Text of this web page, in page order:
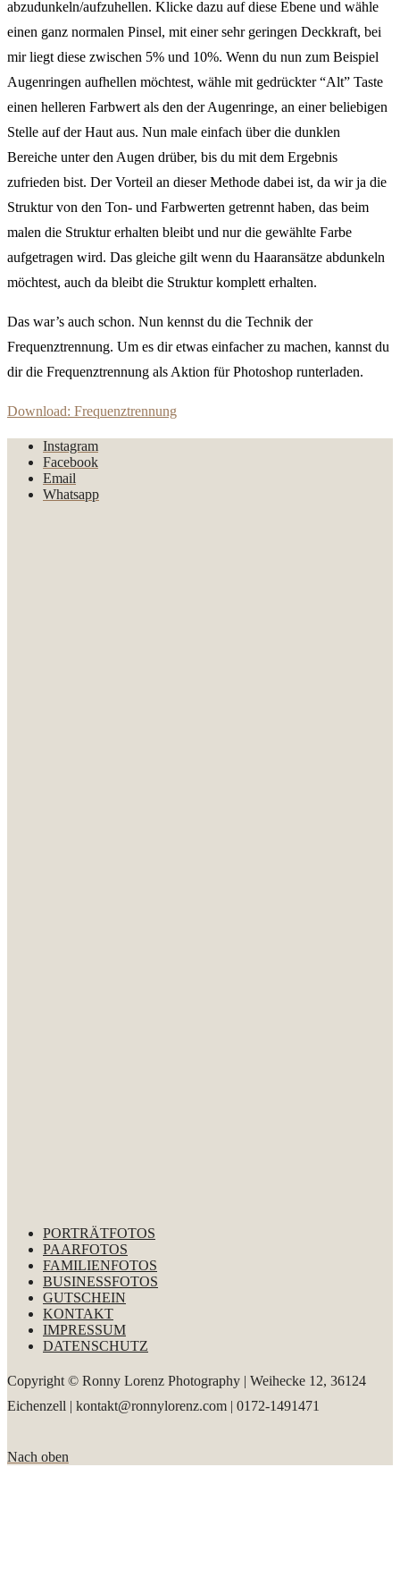
abzudunkeln/aufzuhellen. Klicke dazu auf diese Ebene und wähle
einen ganz normalen Pinsel, mit einer sehr geringen Deckkraft, bei
mir liegt diese zwischen 5% und 10%. Wenn du nun zum Beispiel
Augenringen aufhellen möchtest, wähle mit gedrückter “Alt” Taste
einen helleren Farbwert als den der Augenringe, an einer beliebigen
Stelle auf der Haut aus. Nun male einfach über die dunklen
Bereiche unter den Augen drüber, bis du mit dem Ergebnis
zufrieden bist. Der Vorteil an dieser Methode dabei ist, da wir ja die
Struktur von den Ton- und Farbwerten getrennt haben, das beim
malen die Struktur erhalten bleibt und nur die gewählte Farbe
aufgetragen wird. Das gleiche gilt wenn du Haaransätze abdunkeln
möchtest, auch da bleibt die Struktur komplett erhalten.
Das war’s auch schon. Nun kennst du die Technik der
Frequenztrennung. Um es dir etwas einfacher zu machen, kannst du
dir die Frequenztrennung als Aktion für Photoshop runterladen.
Download: Frequenztrennung
Instagram
Facebook
Email
Whatsapp
PORTRÄTFOTOS
PAARFOTOS
FAMILIENFOTOS
BUSINESSFOTOS
GUTSCHEIN
KONTAKT
IMPRESSUM
DATENSCHUTZ
Copyright © Ronny Lorenz Photography | Weihecke 12, 36124
Eichenzell | kontakt@ronnylorenz.com | 0172-1491471
Nach oben